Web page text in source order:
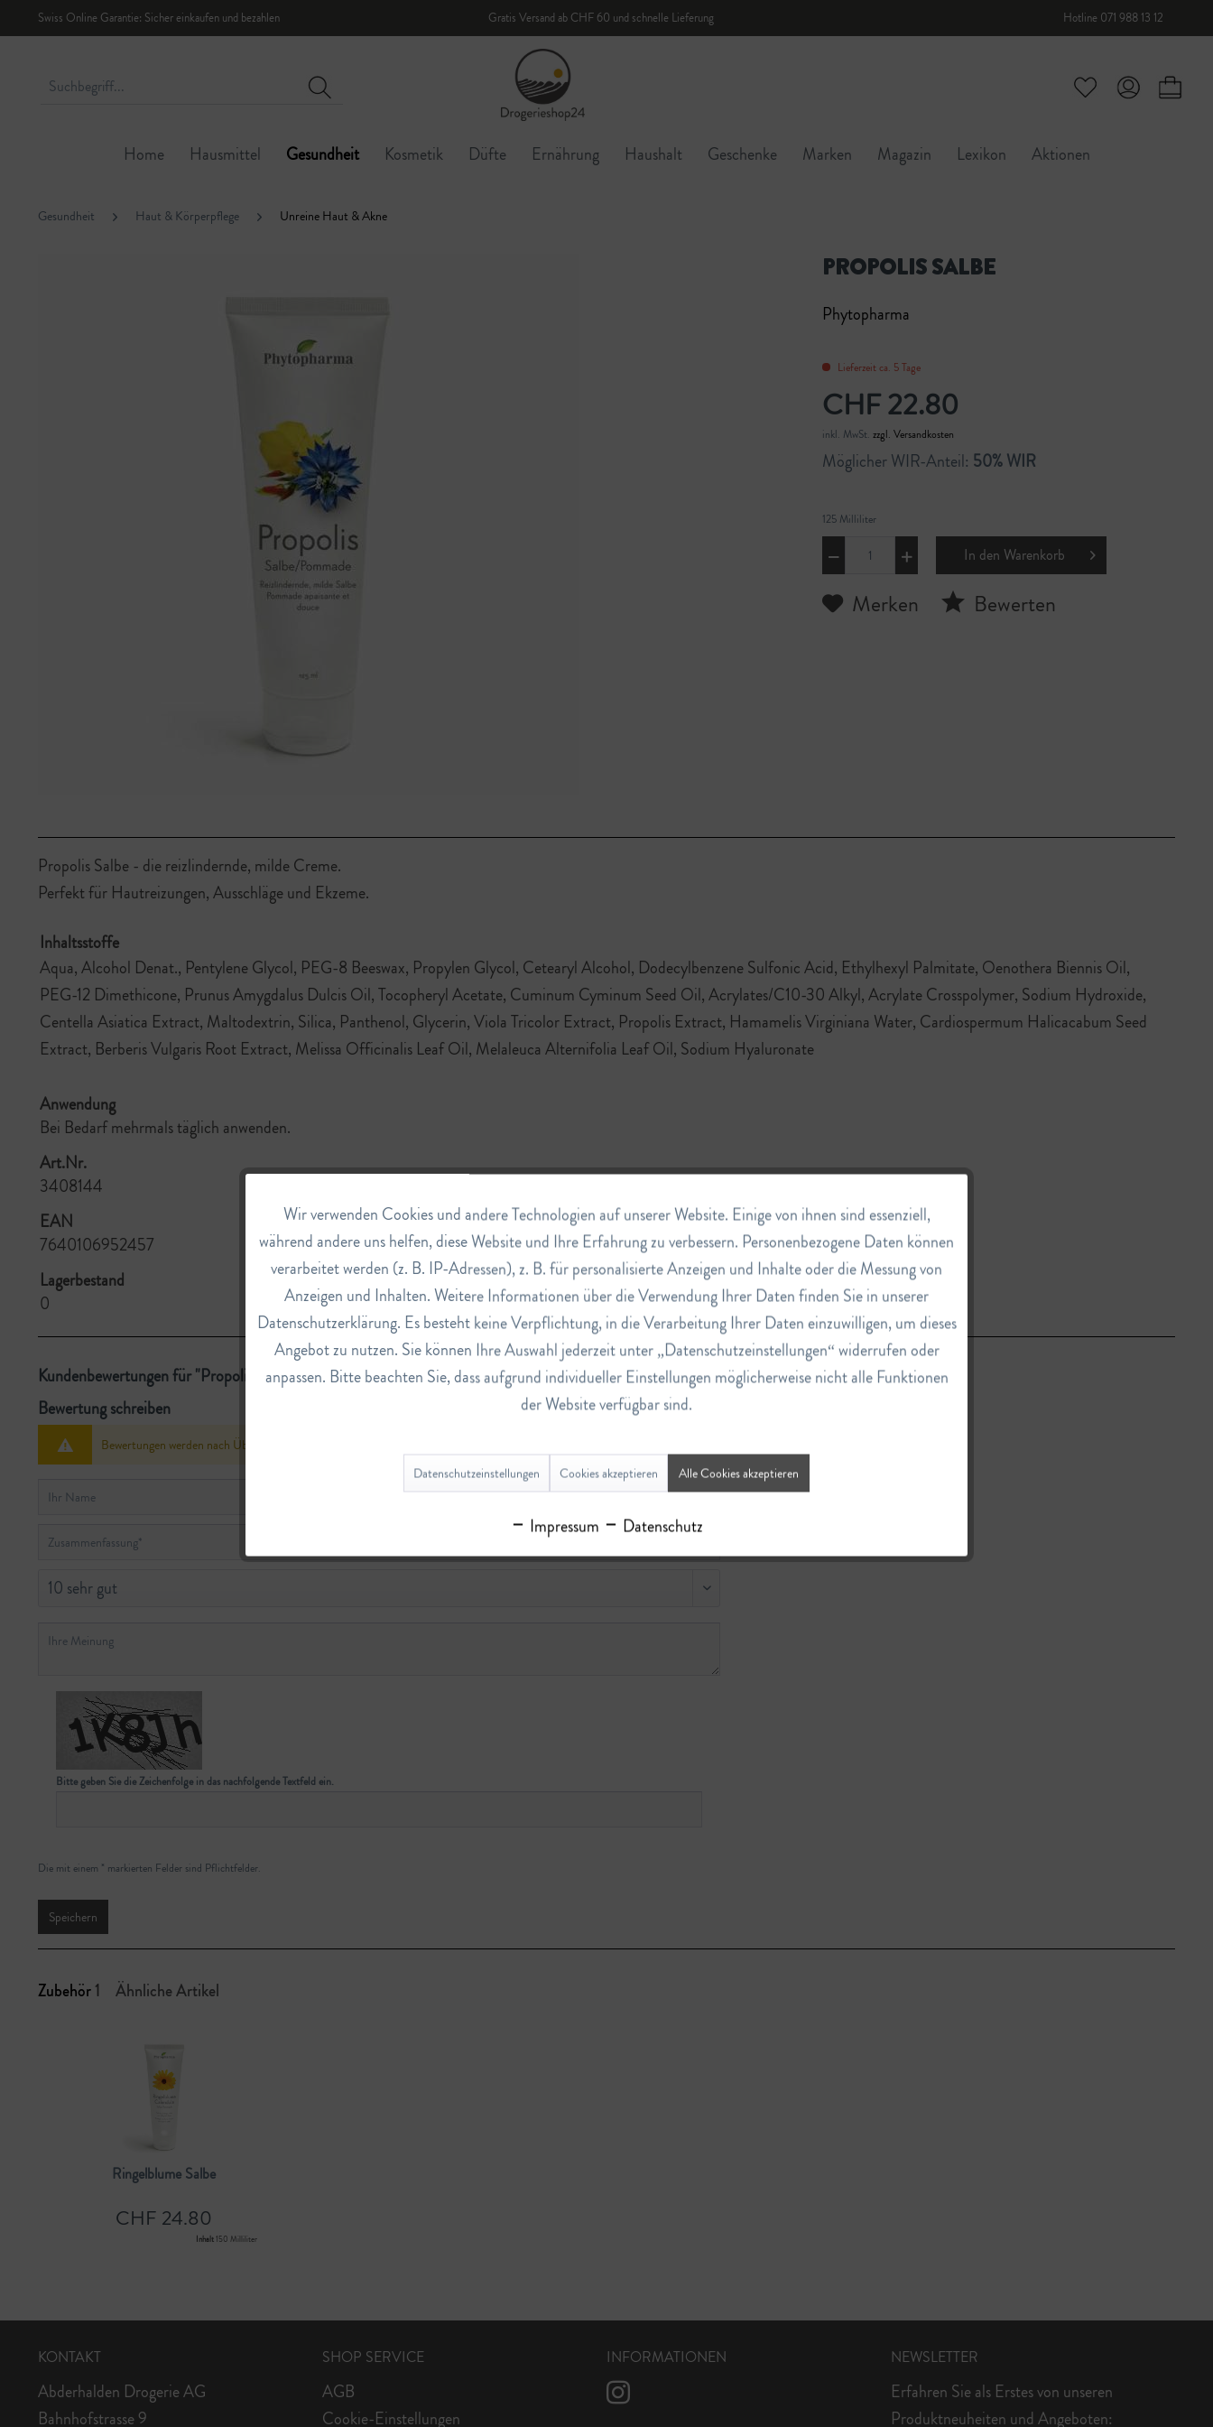
Swiss Online Garantie: Sicher einkaufen und bezahlen Gratis Versand ab CHF 60 und schnelle Lieferung Hotline 071 988 13 12
Home Hausmittel Gesundheit Kosmetik Düfte Ernährung Haushalt Geschenke Marken Magazin Lexikon Aktionen
Gesundheit Haut & Körperpflege Unreine Haut & Akne
PROPOLIS SALBE
Phytopharma
Lieferzeit ca. 5 Tage
CHF 22.80
inkl. MwSt.zzgl. Versandkosten
Möglicher WIR-Anteil: 50% WIR
125 Milliliter
In den Warenkorb
Merken Bewerten
Propolis Salbe - die reizlindernde, milde Creme.
Perfekt für Hautreizungen, Ausschläge und Ekzeme.
Inhaltsstoffe
Aqua, Alcohol Denat., Pentylene Glycol, PEG-8 Beeswax, Propylen Glycol, Cetearyl Alcohol, Dodecylbenzene Sulfonic Acid, Ethylhexyl Palmitate, Oenothera Biennis Oil,
PEG-12 Dimethicone, Prunus Amygdalus Dulcis Oil, Tocopheryl Acetate, Cuminum Cyminum Seed Oil, Acrylates/C10-30 Alkyl, Acrylate Crosspolymer, Sodium Hydroxide,
Centella Asiatica Extract, Maltodextrin, Silica, Panthenol, Glycerin, Viola Tricolor Extract, Propolis Extract, Hamamelis Virginiana Water, Cardiospermum Halicacabum Seed
Extract, Berberis Vulgaris Root Extract, Melissa Officinalis Leaf Oil, Melaleuca Alternifolia Leaf Oil, Sodium Hyaluronate
Anwendung
Bei Bedarf mehrmals täglich anwenden.
Art.Nr.
3408144
EAN
7640106952457
Lagerbestand
0
Kundenbewertungen für "Propolis Salbe"
Bewertung schreiben
Bewertungen werden nach Überprüfung freigeschaltet.
Bitte geben Sie die Zeichenfolge in das nachfolgende Textfeld ein.
Die mit einem * markierten Felder sind Pflichtfelder.
Speichern
Zubehör1 Ähnliche Artikel
Ringelblume Salbe
CHF 24.80
Inhalt 150 Milliliter
KONTAKT
Abderhalden Drogerie AG
Bahnhofstrasse 9
SHOP SERVICE
AGB
Cookie-Einstellungen
INFORMATIONEN NEWSLETTER
Erfahren Sie als Erstes von unseren
Produktneuheiten und Angeboten:
Funktionale Aktiv
Marketing Inaktiv
Tracking Inaktiv
Service Inaktiv
Wir verwenden Cookies und andere Technologien auf unserer Website. Einige von ihnen sind essenziell,
während andere uns helfen, diese Website und Ihre Erfahrung zu verbessern. Personenbezogene Daten können
verarbeitet werden (z. B. IP-Adressen), z. B. für personalisierte Anzeigen und Inhalte oder die Messung von
Anzeigen und Inhalten. Weitere Informationen über die Verwendung Ihrer Daten finden Sie in unserer
Datenschutzerklärung. Es besteht keine Verpflichtung, in die Verarbeitung Ihrer Daten einzuwilligen, um dieses
Angebot zu nutzen. Sie können Ihre Auswahl jederzeit unter „Datenschutzeinstellungen“ widerrufen oder
anpassen. Bitte beachten Sie, dass aufgrund individueller Einstellungen möglicherweise nicht alle Funktionen
der Website verfügbar sind.
Datenschutzeinstellungen Cookies akzeptieren Alle Cookies akzeptieren
Impressum Datenschutz